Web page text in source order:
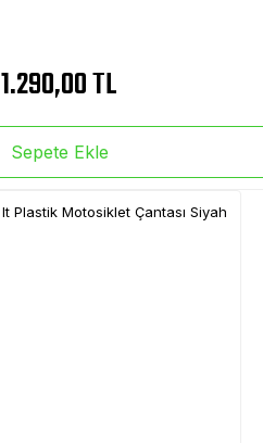
1.290,00 TL
Sepete Ekle